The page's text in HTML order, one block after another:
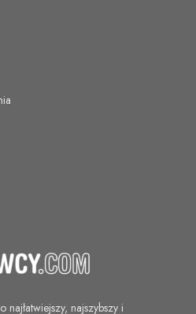
najłatwiejszy, najszybszy i